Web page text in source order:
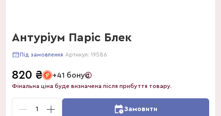
Антуріум Паріс Блек
Під замовлення Артикул: 19586
820 ₴ +41 бонус
Фінальна ціна буде визначена після прибуття товару.
1 Замовити